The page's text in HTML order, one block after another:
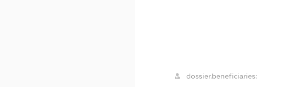
dossier.beneficiaries: